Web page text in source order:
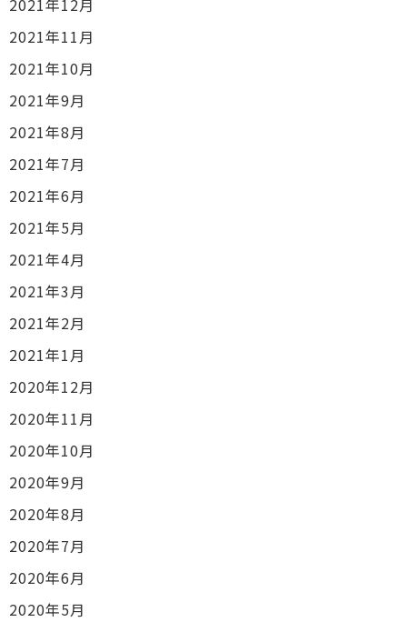
2021年11月
2021年10月
2021年9月
2021年8月
2021年7月
2021年6月
2021年5月
2021年4月
2021年3月
2021年2月
2021年1月
2020年12月
2020年11月
2020年10月
2020年9月
2020年8月
2020年7月
2020年6月
2020年5月